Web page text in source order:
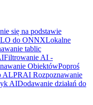
się na podstawie
do ONNXLokalne
tablic
Filtrowanie AI -
ObiektówPoproś
ALPRAI Rozpoznawanie
AIDodawanie działań do